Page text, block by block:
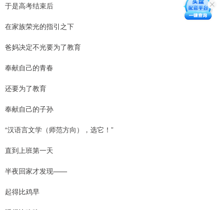
于是高考结束后
在家族荣光的指引之下
爸妈决定不光要为了教育
奉献自己的青春
还要为了教育
奉献自己的子孙
“汉语言文学（师范方向），选它！”
直到上班第一天
半夜回家才发现——
起得比鸡早